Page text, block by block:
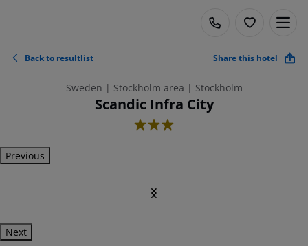
Back to resultlist Share this hotel
Sweden | Stockholm area | Stockholm
Scandic Infra City
3
Previous
Next